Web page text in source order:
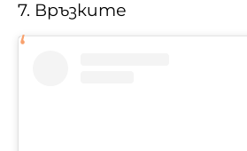
7. Връзките